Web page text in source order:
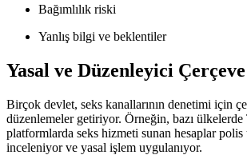
Bağımlılık riski
Yanlış bilgi ve beklentiler
Yasal ve Düzenleyici Çerçeve
Birçok devlet, seks kanallarının denetimi için
düzenlemeler getiriyor. Örneğin, bazı
platformlarda seks hizmeti sunan hesaplar polis
inceleniyor ve yasal işlem uygulanıyor.